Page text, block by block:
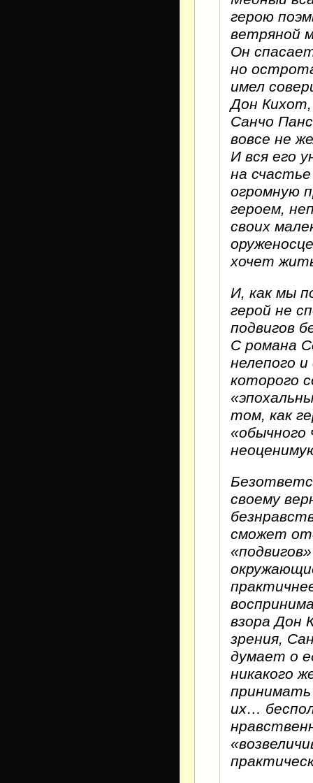
герою
ветряной
Он
но
имел
Дон Кихот,
Санчо
вовсе не
И вся его
на
огромную
героем,
своих
хочет
И, как мы
герой не
подвигов
С романа
нелепого и
которого
том, как
«обычного
своему
сможет
взора Дон
зрения,
думает о
никакого
принимать
их…